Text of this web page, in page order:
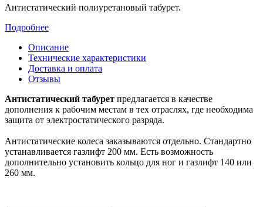
Антистатический полиуретановый табурет.
Подробнее
Описание
Технические характеристики
Доставка и оплата
Отзывы
Антистатический табурет предлагается в качестве
дополнения к рабочим местам в тех отраслях, где необходима
защита от электростатического разряда.
Антистатические колеса заказываются отдельно. Стандартно
устанавливается газлифт 200 мм. Есть возможность
дополнительно установить кольцо для ног и газлифт 140 или
260 мм.